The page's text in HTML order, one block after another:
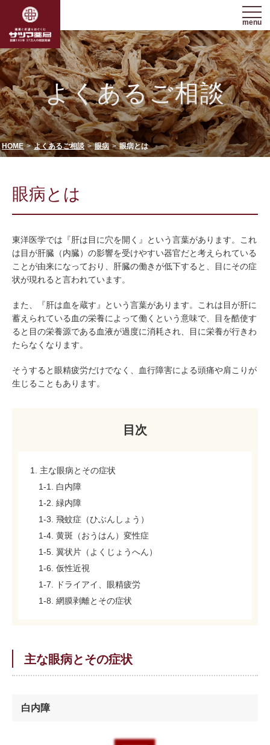
menu
よくあるご相談
HOME よくあるご相談 眼病 眼病とは
眼病とは
東洋医学では『肝は目に穴を開く』という言葉があります。これ
は目が肝臓（内臓）の影響を受けやすい器官だと考えられている
ことが由来になっており、肝臓の働きが低下すると、目にその症
状が現れると言われています。
また、『肝は血を蔵す』という言葉があります。これは目が肝に
蓄えられている血の栄養によって働くという意味で、目を酷使す
ると目の栄養源である血液が過度に消耗され、目に栄養が行きわ
たらなくなります。
そうすると眼精疲労だけでなく、血行障害による頭痛や肩こりが
生じることもあります。
目次
1. 主な眼病とその症状
1-1. 白内障
1-2. 緑内障
1-3. 飛蚊症（ひぶんしょう）
1-4. 黄斑（おうはん）変性症
1-5. 翼状片（よくじょうへん）
1-6. 仮性近視
1-7. ドライアイ、眼精疲労
1-8. 網膜剥離とその症状
主な眼病とその症状
白内障